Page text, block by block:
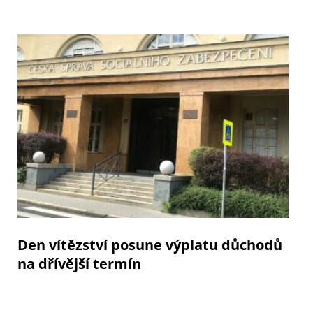
Den vítězství posune výplatu důchodů
na dřívější termín